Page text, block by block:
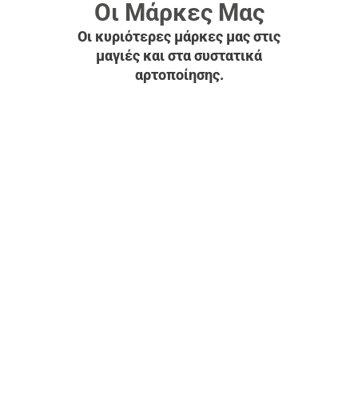
Οι Μάρκες Μας
Οι κυριότερες μάρκες μας στις
μαγιές και στα συστατικά
αρτοποίησης.